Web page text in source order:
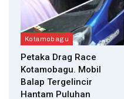
Kotamobagu
Petaka Drag Race
Kotamobagu. Mobil
Balap Tergelincir
Hantam Puluhan